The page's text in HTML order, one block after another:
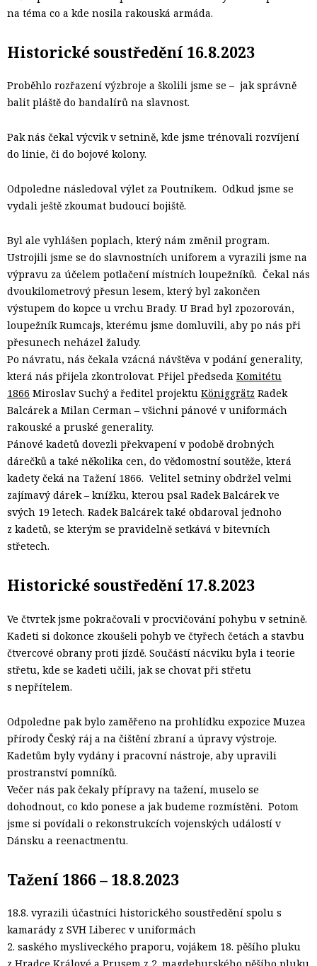
na téma co a kde nosila rakouská armáda.
Historické soustředění 16.8.2023
Proběhlo rozřazení výzbroje a školili jsme se – jak správně
balit pláště do bandalírů na slavnost.
Pak nás čekal výcvik v setnině, kde jsme trénovali rozvíjení
do linie, či do bojové kolony.
Odpoledne následoval výlet za Poutníkem. Odkud jsme se
vydali ještě zkoumat budoucí bojiště.
Byl ale vyhlášen poplach, který nám změnil program.
Ustrojili jsme se do slavnostních uniforem a vyrazili jsme na
výpravu za účelem potlačení místních loupežníků. Čekal nás
dvoukilometrový přesun lesem, který byl zakončen
výstupem do kopce u vrchu Brady. U Brad byl zpozorován,
loupežník Rumcajs, kterému jsme domluvili, aby po nás při
přesunech neházel žaludy.
Po návratu, nás čekala vzácná návštěva v podání generality,
která nás přijela zkontrolovat. Přijel předseda Komitétu
1866 Miroslav Suchý a ředitel projektu Königgrätz Radek
Balcárek a Milan Cerman – všichni pánové v uniformách
rakouské a pruské generality.
Pánové kadetů dovezli překvapení v podobě drobných
dárečků a také několika cen, do vědomostní soutěže, která
kadety čeká na Tažení 1866. Velitel setniny obdržel velmi
zajímavý dárek – knížku, kterou psal Radek Balcárek ve
svých 19 letech. Radek Balcárek také obdaroval jednoho
z kadetů, se kterým se pravidelně setkává v bitevních
střetech.
Historické soustředění 17.8.2023
Ve čtvrtek jsme pokračovali v procvičování pohybu v setnině.
Kadeti si dokonce zkoušeli pohyb ve čtyřech četách a stavbu
čtvercové obrany proti jízdě. Součástí nácviku byla i teorie
střetu, kde se kadeti učili, jak se chovat při střetu
s nepřítelem.
Odpoledne pak bylo zaměřeno na prohlídku expozice Muzea
přírody Český ráj a na čištění zbraní a úpravy výstroje.
Kadetům byly vydány i pracovní nástroje, aby upravili
prostranství pomníků.
Večer nás pak čekaly přípravy na tažení, muselo se
dohodnout, co kdo ponese a jak budeme rozmístěni. Potom
jsme si povídali o rekonstrukcích vojenských událostí v
Dánsku a reenactmentu.
Tažení 1866 – 18.8.2023
18.8. vyrazili účastníci historického soustředění spolu s
kamarády z SVH Liberec v uniformách
2. saského mysliveckého praporu, vojákem 18. pěšího pluku